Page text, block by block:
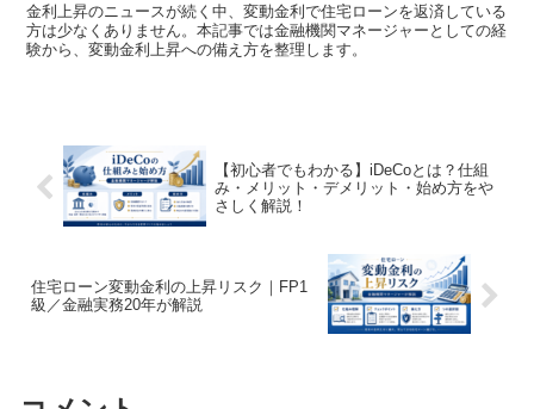
金利上昇のニュースが続く中、変動金利で住宅ローンを返済している
方は少なくありません。本記事では金融機関マネージャーとしての経
験から、変動金利上昇への備え方を整理します。
【初心者でもわかる】iDeCoとは？仕組
み・メリット・デメリット・始め方をや
さしく解説！
住宅ローン変動金利の上昇リスク｜FP1
級／金融実務20年が解説